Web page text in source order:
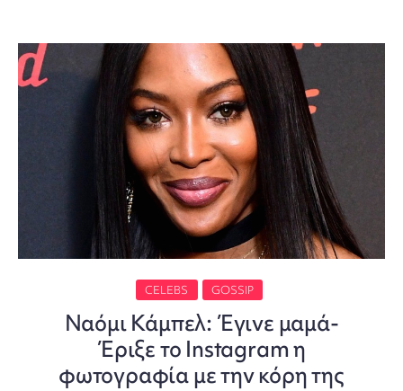
CELEBS GOSSIP
Ναόμι Κάμπελ: Έγινε μαμά-
Έριξε το Instagram η
φωτογραφία με την κόρη της